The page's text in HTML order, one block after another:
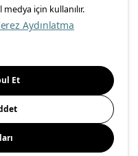
Personal Data Protection
Store.
medya için kullanılır.
Aydınlatma
Et